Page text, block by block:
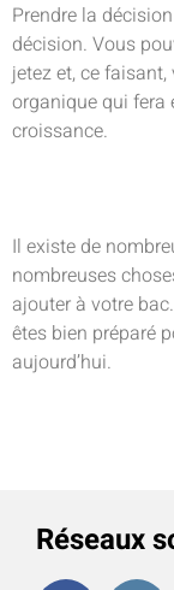
Prendre la
décision. Vous
jetez et, ce
organique qui fera
croissance.
Il existe de
nombreuses
ajouter à votre
êtes bien préparé
aujourd’hui.
Réseaux